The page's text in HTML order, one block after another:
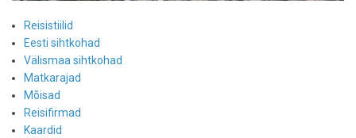
Reisistiilid
Eesti sihtkohad
Välismaa sihtkohad
Matkarajad
Mõisad
Reisifirmad
Kaardid